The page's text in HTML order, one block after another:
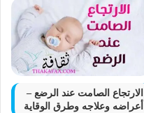
الارتجاع الصامت عند الرضع –
أعراضه وعلاجه وطرق الوقاية